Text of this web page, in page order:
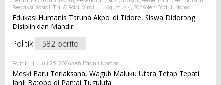
Redaksi, Sosial, TNI & Polri, Viral Agustus 4, 2026Oleh Faduli Nomor
Edukasi Humanis Taruna Akpol di Tidore, Siswa Didorong
Disiplin dan Mandiri
Politik 382 berita
Politik Juli 25, 2026Oleh Faduli Nomor
Meski Baru Terlaksana, Wagub Maluku Utara Tetap Tepati
Janji Batobo di Pantai Tugulufa